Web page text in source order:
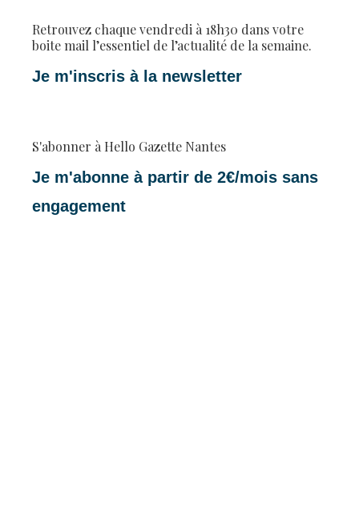
Retrouvez chaque vendredi à 18h30 dans votre
boite mail l’essentiel de l’actualité de la semaine.
Je m'inscris à la newsletter
S'abonner à Hello Gazette Nantes
Je m'abonne à partir de 2€/mois sans
engagement